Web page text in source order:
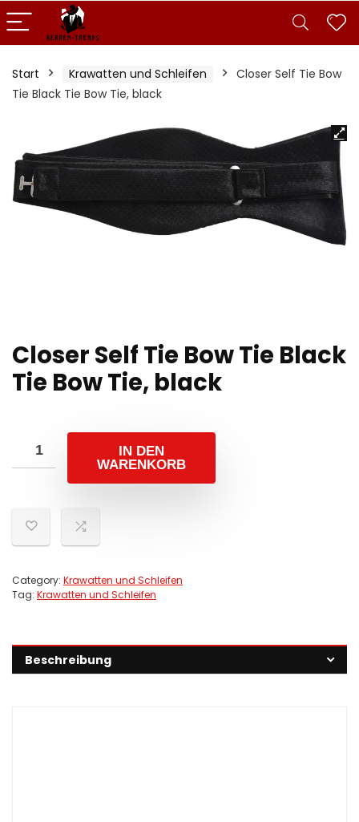
Start Krawatten und Schleifen
Closer Self Tie Bow
Tie Black Tie Bow Tie, black
Closer Self Tie Bow Tie Black
Tie Bow Tie, black
IN DEN
WARENKORB
Category: Krawatten und Schleifen
Tag: Krawatten und Schleifen
Beschreibung